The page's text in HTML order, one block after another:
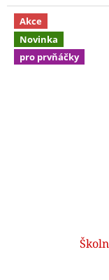
Akce
Novinka
pro prvňáčky